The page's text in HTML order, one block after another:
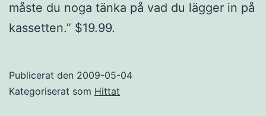
måste du noga tänka på vad du lägger in på
kassetten.” $19.99.
Publicerat den 2009-05-04
Kategoriserat som Hittat